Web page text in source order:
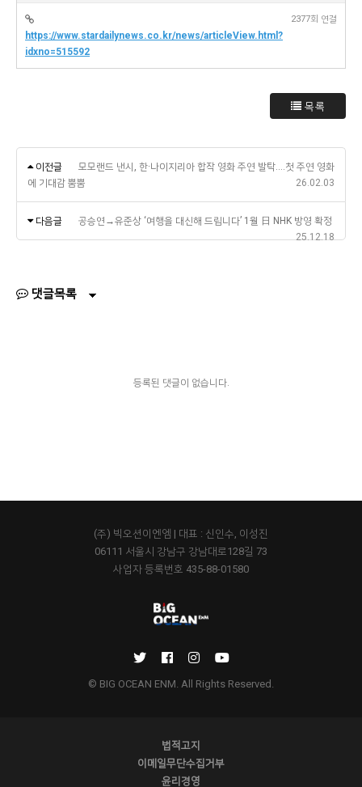
https://www.stardailynews.co.kr/news/articleView.html?
idxno=515592
2377회 연결
목록
이전글
모모랜드 낸시, 한·나이지리아 합작 영화 주연 발탁....첫 주연 영화
에 기대감 뿜뿜
26.02.03
다음글
공승연→유준상 ‘여행을 대신해 드립니다’ 1월 日 NHK 방영 확정
25.12.18
댓글목록
등록된 댓글이 없습니다.
(주) 빅오션이엔엠 | 대표 : 신인수, 이성진
06111 서울시 강남구 강남대로128길 73
사업자 등록번호 435-88-01580
© BIG OCEAN ENM. All Rights Reserved.
법적고지
이메일무단수집거부
윤리경영